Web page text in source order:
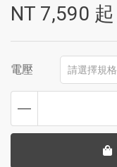
NT 7,590 起
電壓 請選擇規格